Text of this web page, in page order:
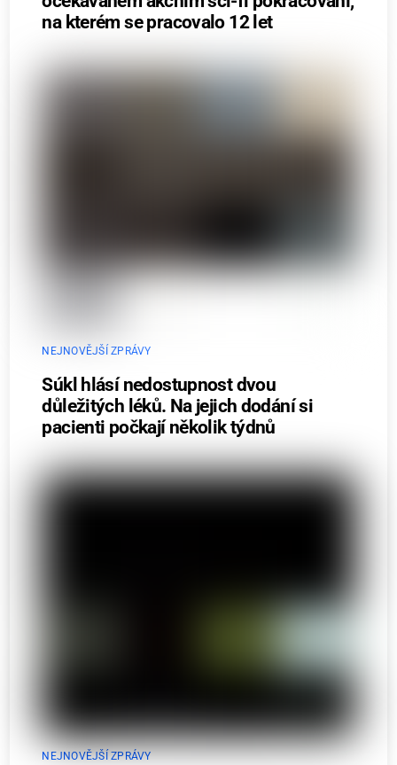
na kterém se pracovalo 12 let
NEJNOVĚJŠÍ ZPRÁVY
Súkl hlásí nedostupnost dvou
důležitých léků. Na jejich dodání si
pacienti počkají několik týdnů
NEJNOVĚJŠÍ ZPRÁVY